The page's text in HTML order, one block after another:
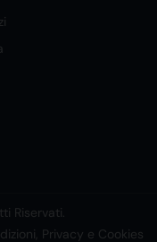
Riservati.
Privacy e Cookies